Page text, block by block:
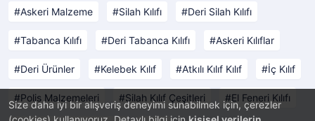
Size daha iyi bir alışveriş deneyimi sunabilmek için, çerezler
Askeri Malzeme Silah Kılıfı Deri Silah Kılıfı
Tabanca Kılıfı Deri Tabanca Kılıfı Askeri Kılıflar
Deri Ürünler Kelebek Kılıf Atkılı Kılıf Kılıf İç Kılıf
Polis Malzemeleri Silah Kılıf Çeşitleri El Feneri Kılıfı